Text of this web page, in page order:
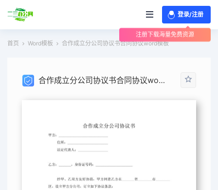
登录/注册
注册下载海量免费资源
首页 Word模板 合作成立分公司协议书合同协议word模板
合作成立分公司协议书合同协议word模板